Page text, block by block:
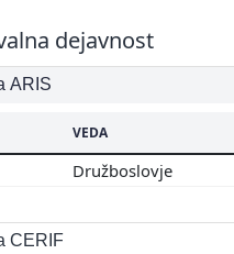
dejavnost
ARIS
VEDA
Družboslovje
CERIF